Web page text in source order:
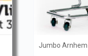
Jumbo Arnhem